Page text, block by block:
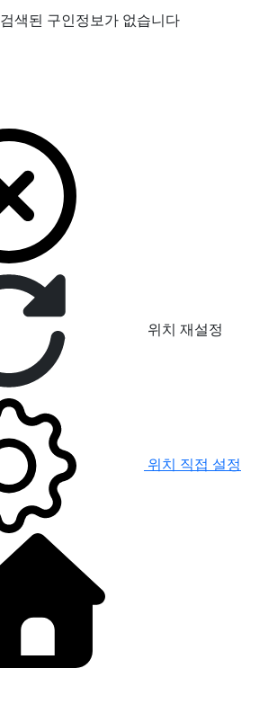
검색된 구인정보가 없습니다
위치 재설정
위치 직접 설정